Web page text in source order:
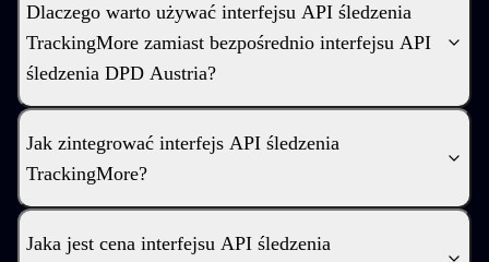
Dlaczego warto używać interfejsu API śledzenia
TrackingMore zamiast bezpośrednio interfejsu API
śledzenia DPD Austria?
Jak zintegrować interfejs API śledzenia
TrackingMore?
Jaka jest cena interfejsu API śledzenia